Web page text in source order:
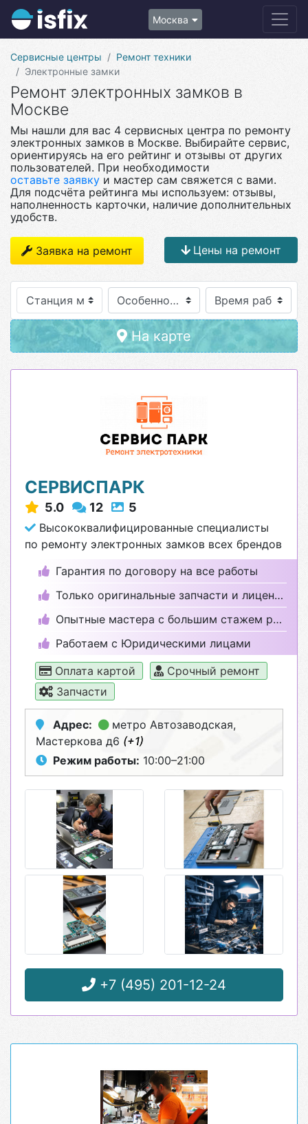
Москва
Сервисные центры
Ремонт техники
Электронные замки
Ремонт электронных замков в
Москве
Мы нашли для вас 4 сервисных центра по ремонту
электронных замков в Москве. Выбирайте сервис,
ориентируясь на его рейтинг и отзывы от других
пользователей. При необходимости
оставьте заявку и мастер сам свяжется с вами.
Для подсчёта рейтинга мы используем: отзывы,
наполненность карточки, наличие дополнительных
удобств.
Заявка на ремонт Цены на ремонт
Станция метро Особенности
На карте
СЕРВИСПАРК
5.0 12 5
Высококвалифицированные специалисты
по ремонту электронных замков всех брендов
Гарантия по договору на все работы
Только оригинальные запчасти и лицензионные программы
Опытные мастера с большим стажем работы
Работаем с Юридическими лицами
Оплата картой
Срочный ремонт
Запчасти
Адрес: метро Автозаводская,
Мастеркова д6 (+1)
Режим работы: 10:00–21:00
+7 (495) 201-12-24